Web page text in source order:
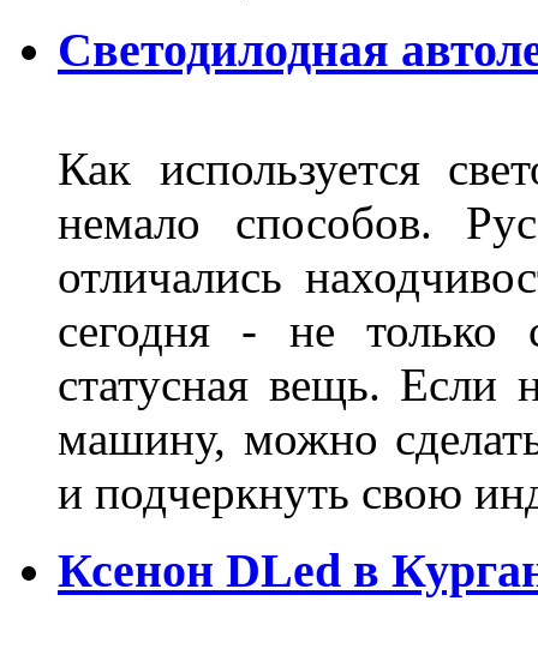
Светодилодная
Как используется
немало способов.
отличались
сегодня - не только
статусная вещь. Если
машину, можно
и подчеркнуть свою
Ксенон DLed в